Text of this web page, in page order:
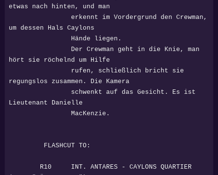
etwas nach hinten, und man
erkennt im Vordergrund den Crewman,
um dessen Hals Caylons
Hände liegen.
Der Crewman geht in die Knie, man
hört sie röchelnd um Hilfe
rufen, schließlich bricht sie
regungslos zusammen. Die Kamera
schwenkt auf das Gesicht. Es ist
Lieutenant Danielle
MacKenzie.
FLASHCUT TO:
R10 INT. ANTARES - CAYLONS QUARTIER